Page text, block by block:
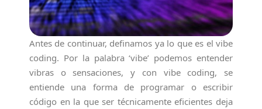
Antes de continuar, definamos ya lo que es el vibe
coding. Por la palabra ‘vibe’ podemos entender
vibras o sensaciones, y con vibe coding, se
entiende una forma de programar o escribir
código en la que ser técnicamente eficientes deja